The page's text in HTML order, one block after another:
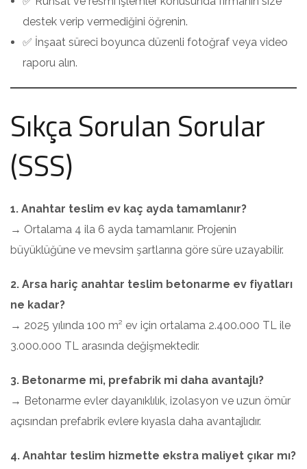
destek verip vermediğini öğrenin.
✅ İnşaat süreci boyunca düzenli fotoğraf veya video
raporu alın.
Sıkça Sorulan Sorular
(SSS)
1. Anahtar teslim ev kaç ayda tamamlanır?
→ Ortalama 4 ila 6 ayda tamamlanır. Projenin
büyüklüğüne ve mevsim şartlarına göre süre uzayabilir.
2. Arsa hariç anahtar teslim betonarme ev fiyatları
ne kadar?
→ 2025 yılında 100 m² ev için ortalama 2.400.000 TL ile
3.000.000 TL arasında değişmektedir.
3. Betonarme mi, prefabrik mi daha avantajlı?
→ Betonarme evler dayanıklılık, izolasyon ve uzun ömür
açısından prefabrik evlere kıyasla daha avantajlıdır.
4. Anahtar teslim hizmette ekstra maliyet çıkar mı?